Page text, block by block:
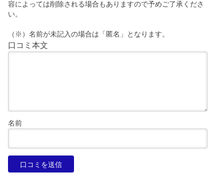
容によっては削除される場合もありますので予めご了承くださ
い。
（※）名前が未記入の場合は「匿名」となります。
口コミ本文
名前